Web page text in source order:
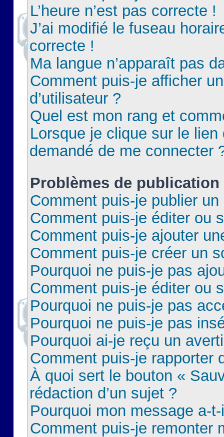
L’heure n’est pas correcte !
J’ai modifié le fuseau
correcte !
Ma langue n’apparaît pas
Comment puis-je afficher
d’utilisateur ?
Quel est mon rang et
Lorsque je clique sur le lien
demandé de me connecter
Problèmes de publication
Comment puis-je publier
Comment puis-je éditer ou
Comment puis-je ajouter
Comment puis-je créer un
Pourquoi ne puis-je pas
Comment puis-je éditer ou
Pourquoi ne puis-je pas
Pourquoi ne puis-je pas
Pourquoi ai-je reçu un
Comment puis-je rapporter
À quoi sert le bouton «
rédaction d’un sujet ?
Pourquoi mon message a-
Comment puis-je remonter